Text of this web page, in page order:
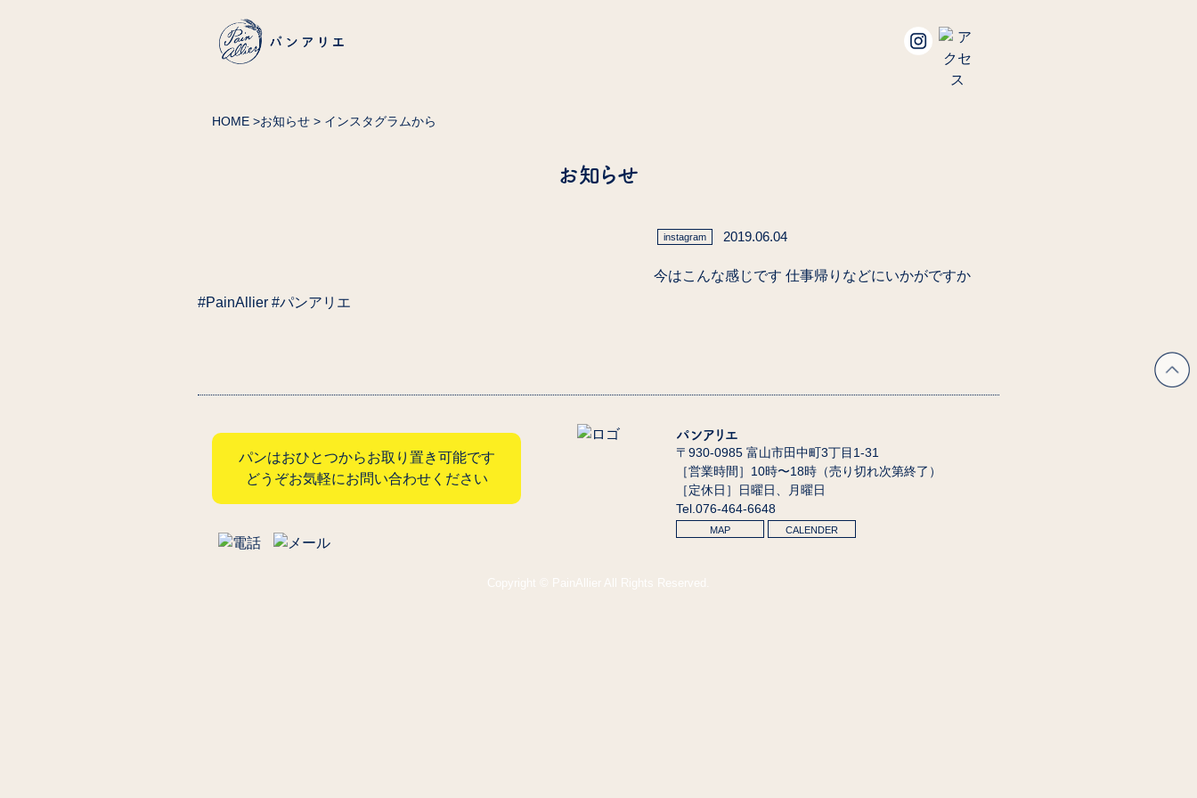
HOME >お知らせ > インスタグラムから
お知らせ
instagram 2019.06.04
今はこんな感じです 仕事帰りなどにいかがですか
#PainAllier #パンアリエ
パンはおひとつからお取り置き可能です
どうぞお気軽にお問い合わせください
パンアリエ
〒930-0985 富山市田中町3丁目1-31
［営業時間］10時〜18時（売り切れ次第終了）
［定休日］日曜日、月曜日
Tel.076-464-6648
MAP CALENDER
Copyright © PainAllier All Rights Reserved.